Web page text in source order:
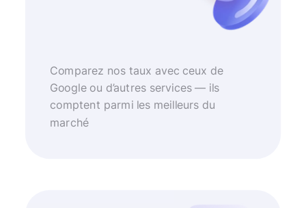
Comparez nos taux avec ceux de
Google ou d’autres services — ils
comptent parmi les meilleurs du
marché